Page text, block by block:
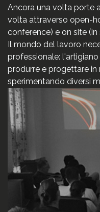
Ancora una volta porte
volta attraverso open-
conference) e on site (in
Il mondo del lavoro
professionale:
produrre e progettare
sperimentando diversi